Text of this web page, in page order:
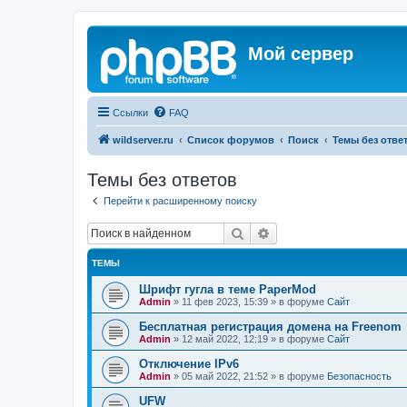
Мой сервер
Ссылки FAQ
wildserver.ru Список форумов Поиск Темы без
Темы без ответов
Перейти к расширенному поиску
Поиск
ТЕМЫ
Шрифт гугла в теме PaperMod
Admin » 11 фев 2023, 15:39 » в форуме Сайт
Бесплатная регистрация домена на Freenom
Admin » 12 май 2022, 12:19 » в форуме Сайт
Отключение IPv6
Admin » 05 май 2022, 21:52 » в форуме Безопасность
UFW